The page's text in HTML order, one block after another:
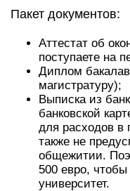
Пакет документов:
Аттестат об
поступаете на
Диплом
магистратуру);
Выписка из
банковской
для расходов в
также не
общежитии.
500 евро,
университет.